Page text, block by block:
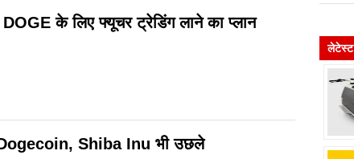
के लिए फ्यूचर ट्रेडिंग लाने का प्लान
Shiba Inu भी उछले
लेटेस्ट